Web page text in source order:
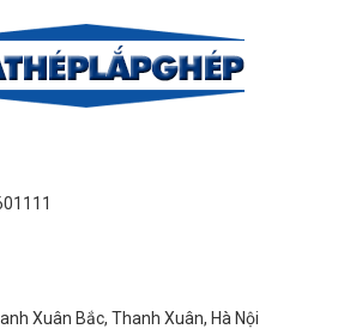
Xuân Bắc, Thanh Xuân, Hà Nội